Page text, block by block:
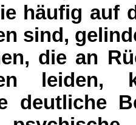
häufig auf
sind,
die an
deutliche